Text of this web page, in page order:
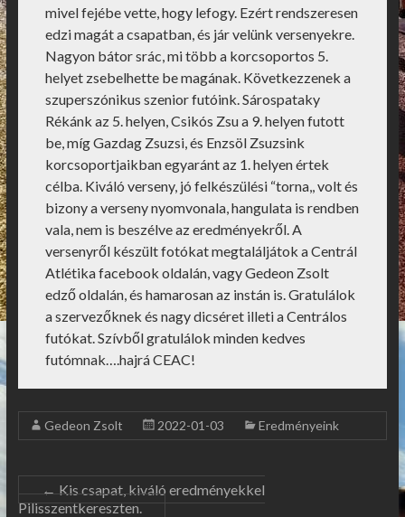
mivel fejébe vette, hogy lefogy. Ezért rendszeresen
edzi magát a csapatban, és jár velünk versenyekre.
Nagyon bátor srác, mi több a korcsoportos 5.
helyet zsebelhette be magának. Következzenek a
szuperszónikus szenior futóink. Sárospataky
Rékánk az 5. helyen, Csikós Zsu a 9. helyen futott
be, míg Gazdag Zsuzsi, és Enzsöl Zsuzsink
korcsoportjaikban egyaránt az 1. helyen értek
célba. Kiváló verseny, jó felkészülési “torna,, volt és
bizony a verseny nyomvonala, hangulata is rendben
vala, nem is beszélve az eredményekről. A
versenyről készült fotókat megtaláljátok a Centrál
Atlétika facebook oldalán, vagy Gedeon Zsolt
edző oldalán, és hamarosan az instán is. Gratulálok
a szervezőknek és nagy dicséret illeti a Centrálos
futókat. Szívből gratulálok minden kedves
futómnak….hajrá CEAC!
Gedeon Zsolt 2022-01-03 Eredményeink
←Kis csapat, kiváló eredményekkel
Pilisszentkereszten.